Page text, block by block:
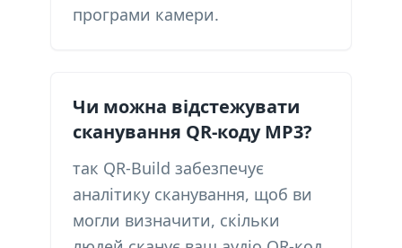
програми камери.
Чи можна відстежувати
сканування QR-коду MP3?
так QR-Build забезпечує
аналітику сканування, щоб ви
могли визначити, скільки